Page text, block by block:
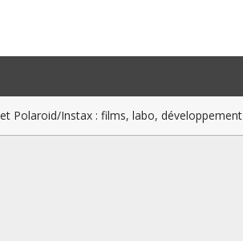
Polaroid/Instax : films, labo, développement